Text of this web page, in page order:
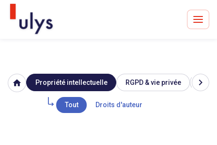
Avocats à Paris & Bruxelles
Leader en droit de l'innovation depuis 30 ans
home Propriété intellectuelle RGPD & vie privée
Tout Droits d'auteur
chevron_right